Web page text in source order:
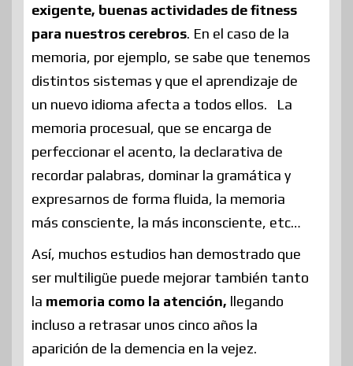
exigente, buenas actividades de fitness
para nuestros cerebros. En el caso de la
memoria, por ejemplo, se sabe que tenemos
distintos sistemas y que el aprendizaje de
un nuevo idioma afecta a todos ellos. La
memoria procesual, que se encarga de
perfeccionar el acento, la declarativa de
recordar palabras, dominar la gramática y
expresarnos de forma fluida, la memoria
más consciente, la más inconsciente, etc…
Así, muchos estudios han demostrado que
ser multiligüe puede mejorar también tanto
la memoria como la atención, llegando
incluso a retrasar unos cinco años la
aparición de la demencia en la vejez.